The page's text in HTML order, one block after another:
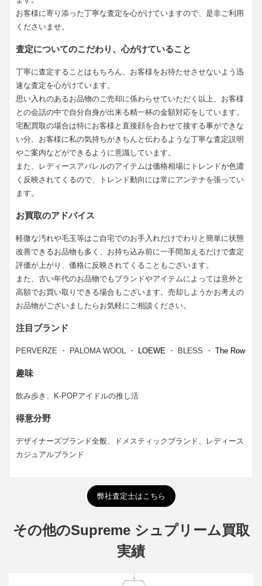
お客様に寄り添った丁寧な査定を心がけていますので、是非ご利用
くださいませ。
査定についてのこだわり、心がけていること
丁寧に査定することはもちろん、お客様をお待たせさせないよう迅
速な査定を心がけています。
思い入れのあるお品物のご売却に係わらせていただく以上、お客様
との会話の中で自分自身が出来る精一杯の金額対応をしています。
宅配買取の場合は特にお客様と直接顔を合わせて接する事ができな
い分、お客様に私の気持ちがきちんと伝わるような丁寧な査定説明
やご案内などができるように意識しています。
また、レディースアパレルのアイテムは価格相場にトレンドが色濃
く反映されてくるので、トレンド動向には常にアンテナを張ってい
ます。
お買取のアドバイス
軽微な汚れや毛玉等はご自宅でのお手入れだけでわりと簡単に状態
改善できるお品物も多く、お持ち込み前に一手間加えるだけで査定
評価が上がり、価格に反映されてくることもございます。
また、古い年代のお品物でもブランドやアイテムによっては意外と
高額でお買い取りできる場合もございます。売却しようかお考えの
お品物がございましたらお気軽にご相談ください。
注目ブランド
PERVERZE ・ PALOMA WOOL ・ LOEWE ・ BLESS ・The Row
趣味
飲み歩き、K-POPアイドルの推し活
得意分野
デザイナーズブランド全般、ドメスティックブランド、レディース
カジュアルブランド
弊社査定士はこちら
その他のSupreme シュプリーム買取
実績